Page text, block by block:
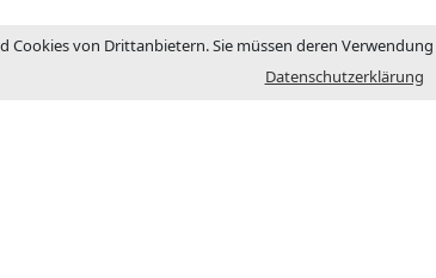
Cookies von Drittanbietern. Sie müssen deren
Datenschutzerklärung